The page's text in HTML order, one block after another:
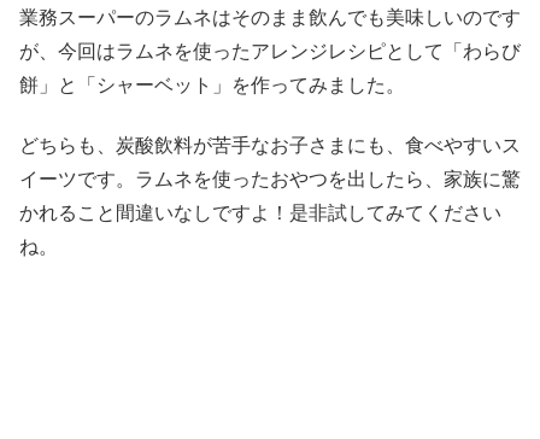
業務スーパーのラムネはそのまま飲んでも美味しいのです
が、今回はラムネを使ったアレンジレシピとして「わらび
餅」と「シャーベット」を作ってみました。
どちらも、炭酸飲料が苦手なお子さまにも、食べやすいス
イーツです。ラムネを使ったおやつを出したら、家族に驚
かれること間違いなしですよ！是非試してみてください
ね。